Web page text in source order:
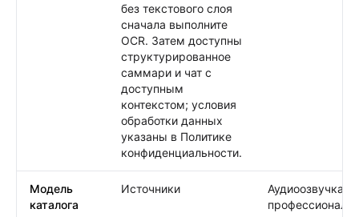
без текстового слоя
сначала выполните
OCR. Затем доступны
структурированное
саммари и чат с
доступным
контекстом; условия
обработки данных
указаны в Политике
конфиденциальности.
Модель
каталога
Источники
Аудиоозвучка от